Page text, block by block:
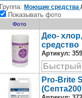
Группа: Моющие средства
Показывать фото
Фото
Део-
средство
Артикул:
Pro-Brite